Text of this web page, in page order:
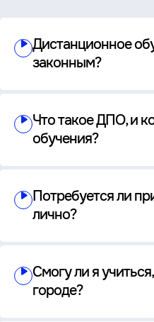
Дистанционное
законным?
Что такое ДПО, и
обучения?
Потребуется ли
лично?
Смогу ли я
городе?